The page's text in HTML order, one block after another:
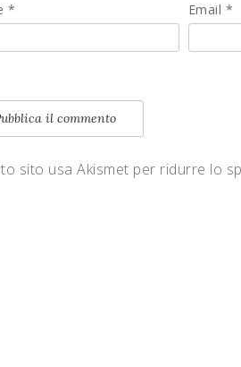
* Email *
sito usa Akismet per ridurre lo